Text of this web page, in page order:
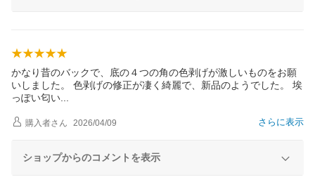
かなり昔のバックで、底の４つの角の色剥げが激しいものをお願
いしました。 色剥げの修正が凄く綺麗で、新品のようでした。 埃
っぽい匂い
さらに表示
購入者さん 2026/04/09
ショップからのコメントを表示